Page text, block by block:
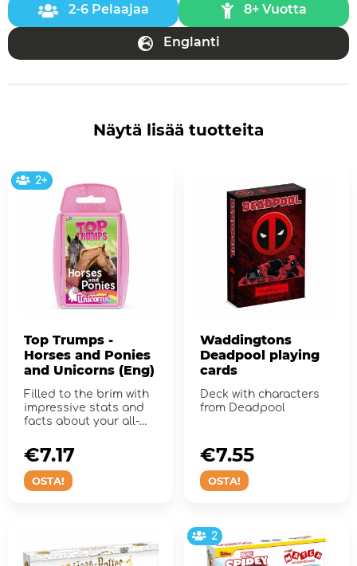
2-6 Pelaajaa 8+ Vuotta
Englanti
Näytä lisää tuotteita
2+
Top Trumps -
Horses and Ponies
and Unicorns (Eng)
Filled to the brim with
impressive stats and
facts about your all-
OSTA!
€7.17
Waddingtons
Deadpool playing
cards
Deck with characters
from Deadpool
OSTA!
€7.55
2